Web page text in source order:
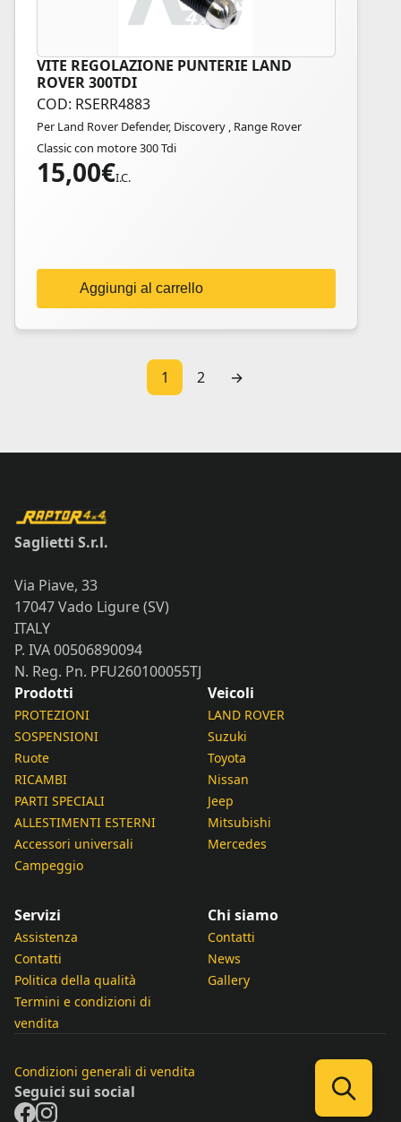
VITE REGOLAZIONE PUNTERIE LAND
ROVER 300TDI
COD: RSERR4883
Per Land Rover Defender, Discovery , Range Rover
Classic con motore 300 Tdi
15,00€I.C.
Aggiungi al carrello
1 2 →
Saglietti S.r.l.
Via Piave, 33
17047 Vado Ligure (SV)
ITALY
P. IVA 00506890094
N. Reg. Pn. PFU260100055TJ
Prodotti
PROTEZIONI
SOSPENSIONI
Ruote
RICAMBI
PARTI SPECIALI
ALLESTIMENTI ESTERNI
Accessori universali
Campeggio
Veicoli
LAND ROVER
Suzuki
Toyota
Nissan
Jeep
Mitsubishi
Mercedes
Servizi
Assistenza
Contatti
Politica della qualità
Termini e condizioni di
vendita
Chi siamo
Contatti
News
Gallery
Condizioni generali di vendita
Seguici sui social